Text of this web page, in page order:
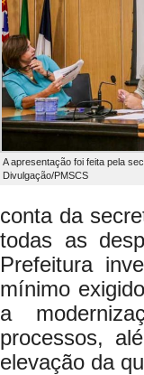
A apresentação foi feita pela
Divulgação/PMSCS
conta da
todas as
Prefeitura
mínimo
a
processos,
elevação da